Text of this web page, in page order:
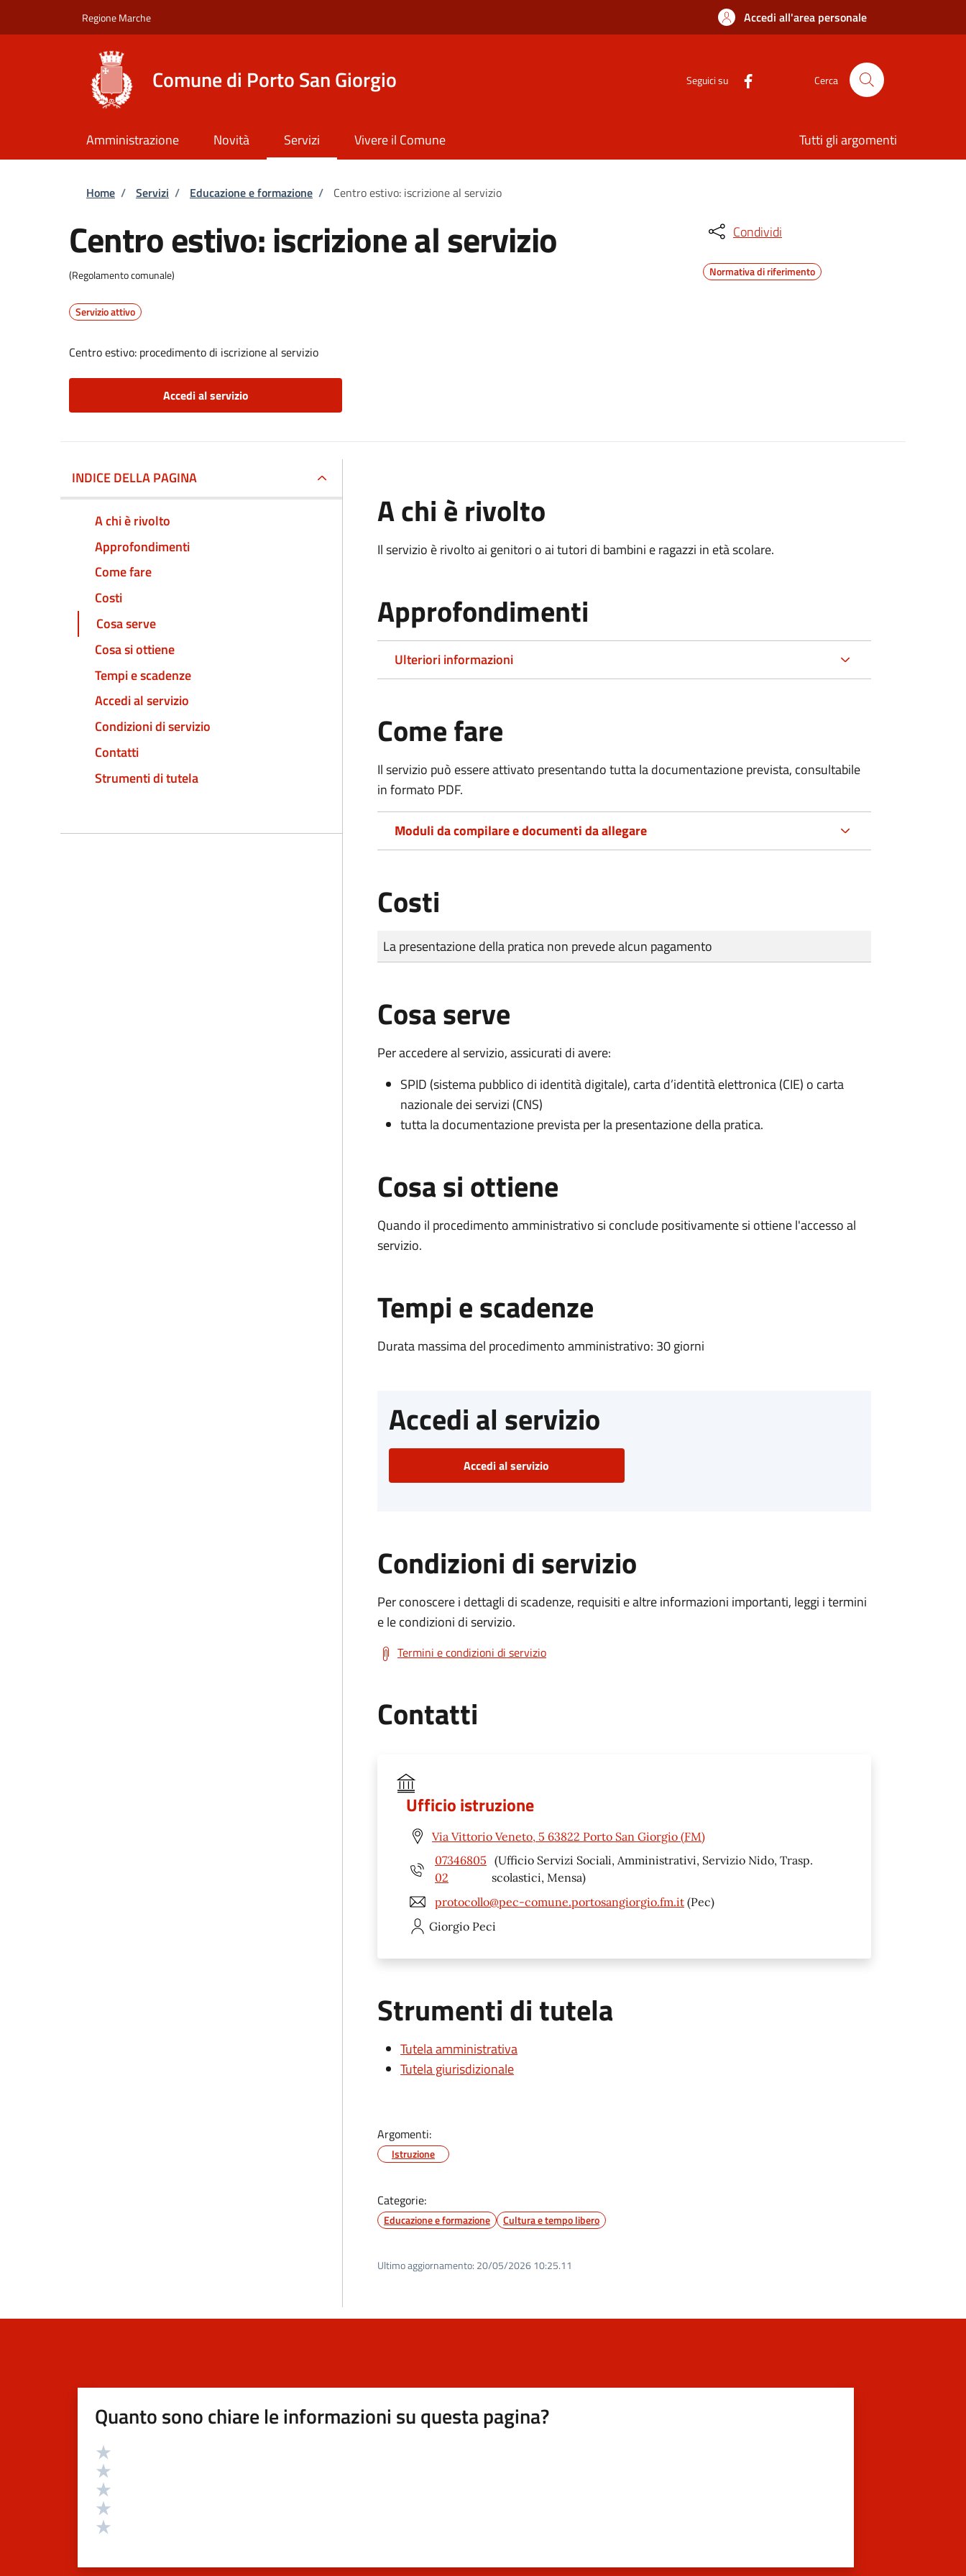
Regione Marche Accedi all'area personale
Comune di Porto San Giorgio Seguici su Cerca
Amministrazione Novità Servizi Vivere il Comune Tutti gli argomenti
Briciole di pane
Home / Servizi / Educazione e formazione / Centro estivo: iscrizione al servizio
Centro estivo: iscrizione al servizio
(Regolamento comunale)
Servizio attivo
Centro estivo: procedimento di iscrizione al servizio
Accedi al servizio
Condividi
Normativa di riferimento
INDICE DELLA PAGINA
A chi è rivolto
Approfondimenti
Come fare
Costi
Cosa serve
Cosa si ottiene
Tempi e scadenze
Accedi al servizio
Condizioni di servizio
Contatti
Strumenti di tutela
A chi è rivolto
Il servizio è rivolto ai genitori o ai tutori di bambini e ragazzi in età scolare.
Approfondimenti
Ulteriori informazioni
Come fare
Il servizio può essere attivato presentando tutta la documentazione prevista, consultabile
in formato PDF.
Moduli da compilare e documenti da allegare
Costi
Tipo di pagamento
Importo
La presentazione della pratica non prevede alcun pagamento
Cosa serve
Per accedere al servizio, assicurati di avere:
SPID (sistema pubblico di identità digitale), carta d’identità elettronica (CIE) o carta
nazionale dei servizi (CNS)
tutta la documentazione prevista per la presentazione della pratica.
Cosa si ottiene
Quando il procedimento amministrativo si conclude positivamente si ottiene l'accesso al
servizio.
Tempi e scadenze
Durata massima del procedimento amministrativo: 30 giorni
Accedi al servizio
Accedi al servizio
Condizioni di servizio
Per conoscere i dettagli di scadenze, requisiti e altre informazioni importanti, leggi i termini
e le condizioni di servizio.
Termini e condizioni di servizio
Contatti
Ufficio istruzione
Via Vittorio Veneto, 5 63822 Porto San Giorgio (FM)
07346805
02
(Ufficio Servizi Sociali, Amministrativi, Servizio Nido, Trasp.
scolastici, Mensa)
protocollo@pec-comune.portosangiorgio.fm.it (Pec)
Giorgio Peci
Strumenti di tutela
Tutela amministrativa
Tutela giurisdizionale
Argomenti:
Istruzione
Categorie:
Educazione e formazione Cultura e tempo libero
Ultimo aggiornamento: 20/05/2026 10:25.11
Quanto sono chiare le informazioni su questa pagina?
Valutazione